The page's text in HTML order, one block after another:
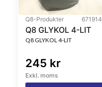
Q8-Produkter 671914
Q8 GLYKOL 4-LIT
Q8 GLYKOL 4-LIT
245 kr
Exkl. moms